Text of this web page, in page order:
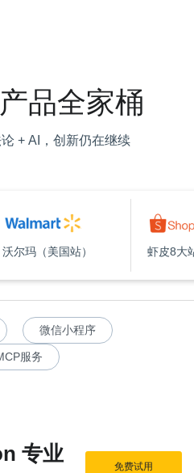
品全家桶
+ AI，创新仍在继续
沃尔玛（美国站） 虾皮8大
微信小程序
服务
专业
免费试用